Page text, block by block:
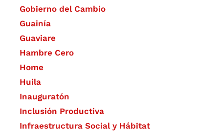
Gobierno del Cambio
Guainía
Guaviare
Hambre Cero
Home
Huila
Inauguratón
Inclusión Productiva
Infraestructura Social y Hábitat